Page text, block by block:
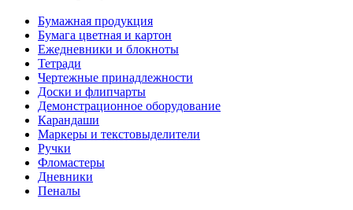
Бумажная продукция
Бумага цветная и картон
Ежедневники и блокноты
Тетради
Чертежные принадлежности
Доски и флипчарты
Демонстрационное оборудование
Карандаши
Маркеры и текстовыделители
Ручки
Фломастеры
Дневники
Пеналы